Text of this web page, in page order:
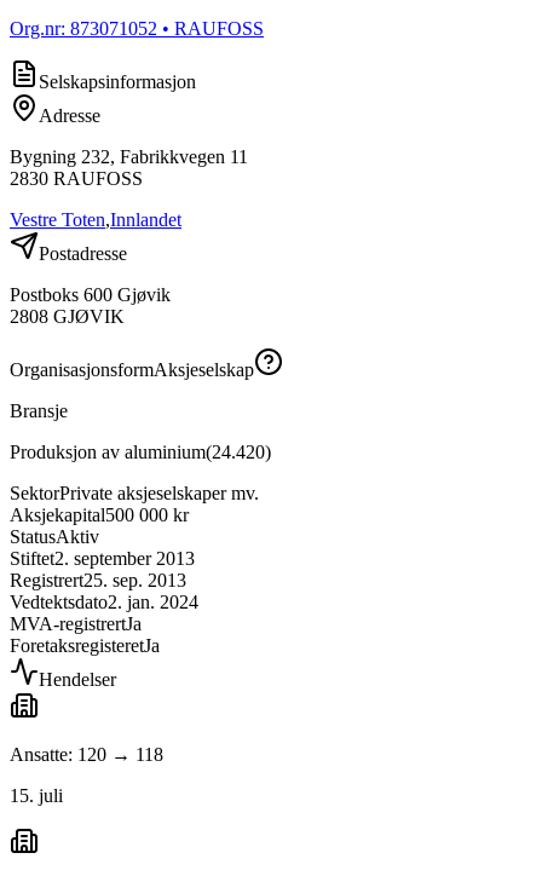
Org.nr: 873071052 • RAUFOSS
Selskapsinformasjon
Adresse
Bygning 232, Fabrikkvegen 11
2830 RAUFOSS
Vestre Toten,Innlandet
Postadresse
Postboks 600 Gjøvik
2808 GJØVIK
OrganisasjonsformAksjeselskap
Bransje
Produksjon av aluminium(24.420)
SektorPrivate aksjeselskaper mv.
Aksjekapital500 000 kr
StatusAktiv
Stiftet2. september 2013
Registrert25. sep. 2013
Vedtektsdato2. jan. 2024
MVA-registrertJa
ForetaksregisteretJa
Hendelser
Ansatte: 120 → 118
15. juli